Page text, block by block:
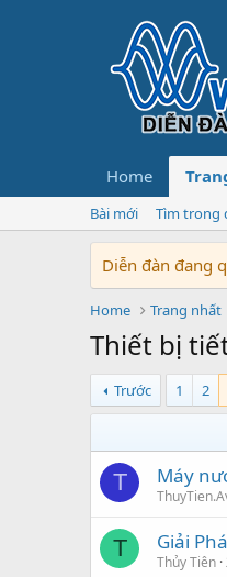
Home
Bài mới Tìm trong
Diễn đàn đang
Home Trang nhất
Thiết bị
Trước 1 2
T Máy
T Giải
Thủy Tiên